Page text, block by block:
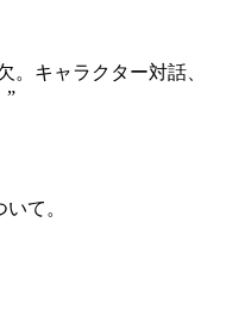
。キャラクター対話、
”
て。